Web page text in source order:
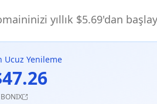
yıllık $5.69'dan
Ucuz Yenileme